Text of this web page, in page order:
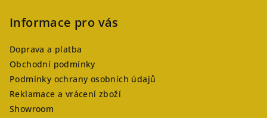
Informace pro vás
Doprava a platba
Obchodní podmínky
Podmínky ochrany osobních údajů
Reklamace a vrácení zboží
Showroom